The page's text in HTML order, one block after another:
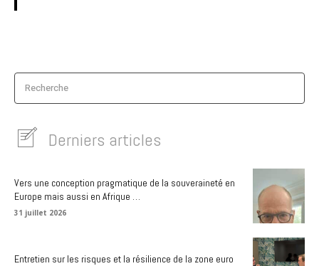
Recherche
Derniers articles
Vers une conception pragmatique de la souveraineté en
Europe mais aussi en Afrique …
31 juillet 2026
Entretien sur les risques et la résilience de la zone euro